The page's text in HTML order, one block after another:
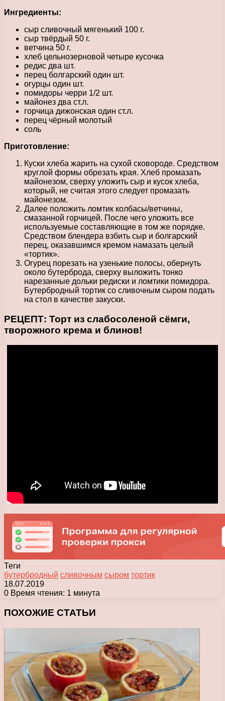
Ингредиенты:
сыр сливочный мягенький 100 г.
сыр твёрдый 50 г.
ветчина 50 г.
хлеб цельнозерновой четыре кусочка
редис два шт.
перец болгарский один шт.
огурцы один шт.
помидоры черри 1/2 шт.
майонез два ст.л.
горчица дижонская один ст.л.
перец чёрный молотый
соль
Приготовление:
Куски хлеба жарить на сухой сковороде. Средством
круглой формы обрезать края. Хлеб промазать
майонезом, сверху уложить сыр и кусок хлеба,
который, не считая этого следует промазать
майонезом.
Далее положить ломтик колбасы/ветчины,
смазанной горчицей. После чего уложить все
используемые составляющие в том же порядке.
Средством блендера взбить сыр и болгарский
перец, оказавшимся кремом намазать целый
«тортик».
Огурец порезать на узенькие полосы, обернуть
около бутерброда, сверху выложить тонко
нарезанные дольки редиски и ломтики помидора.
Бутербродный тортик со сливочным сыром подать
на стол в качестве закуски.
РЕЦЕПТ: Торт из слабосоленой сёмги,
творожного крема и блинов!
Теги
бутербродный сливочным сыром тортик
18.07.2019
0 Время чтения: 1 минута
ПОХОЖИЕ СТАТЬИ